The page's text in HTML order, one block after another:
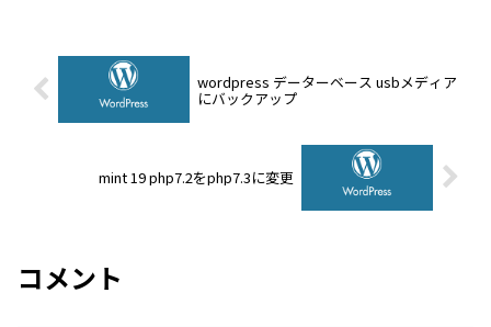
wordpress データーベース usbメディア
にバックアップ
mint 19 php7.2をphp7.3に変更
コメント